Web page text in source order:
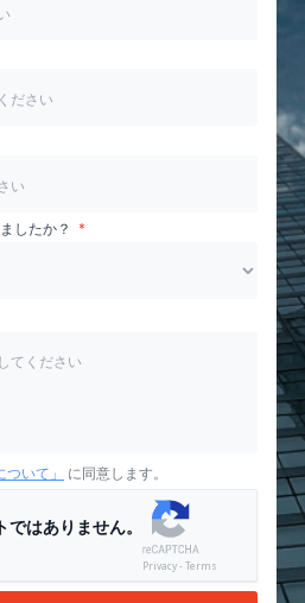
したか？
いて」 に同意します。
はありません。
Privacy - Terms